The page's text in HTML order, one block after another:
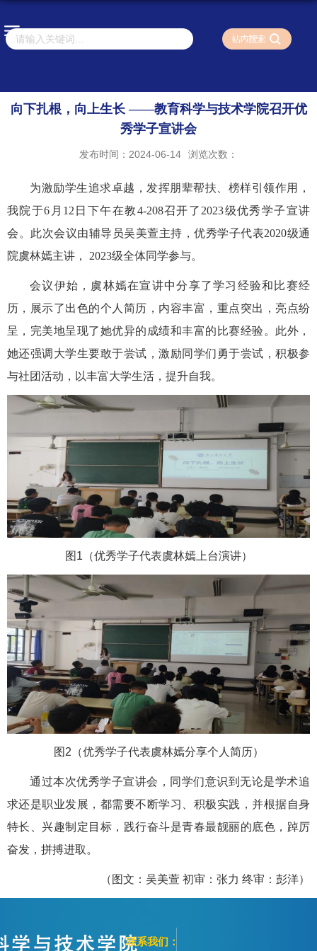
向下扎根，向上生长 ——教育科学与技术学院召开优
秀学子宣讲会
发布时间：2024-06-14 浏览次数：
为激励学生追求卓越，发挥朋辈帮扶、榜样引领作用，
我院于6月12日下午在教4-208召开了2023级优秀学子宣讲
会。此次会议由辅导员吴美萱主持，优秀学子代表2020级通
院虞林嫣主讲， 2023级全体同学参与。
会议伊始，虞林嫣在宣讲中分享了学习经验和比赛经
历，展示了出色的个人简历，内容丰富，重点突出，亮点纷
呈，完美地呈现了她优异的成绩和丰富的比赛经验。此外，
她还强调大学生要敢于尝试，激励同学们勇于尝试，积极参
与社团活动，以丰富大学生活，提升自我。
图1（优秀学子代表虞林嫣上台演讲）
图2（优秀学子代表虞林嫣分享个人简历）
通过本次优秀学子宣讲会，同学们意识到无论是学术追
求还是职业发展，都需要不断学习、积极实践，并根据自身
特长、兴趣制定目标，践行奋斗是青春最靓丽的底色，踔厉
奋发，拼搏进取。
（图文：吴美萱 初审：张力 终审：彭洋）
联系我们：